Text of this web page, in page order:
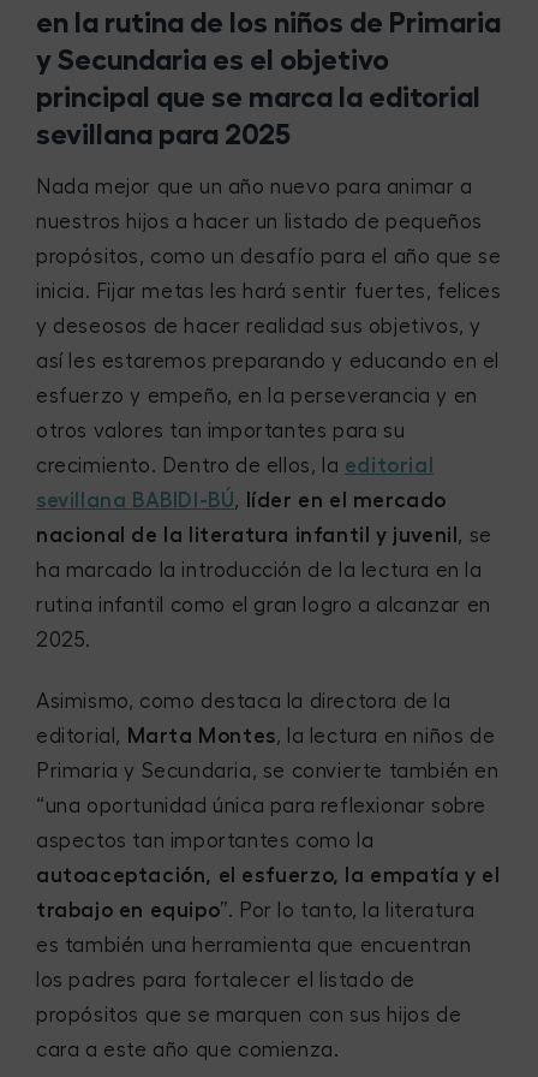
en la rutina de los niños de Primaria
y Secundaria es el objetivo
principal que se marca la editorial
sevillana para 2025
Nada mejor que un año nuevo para animar a
nuestros hijos a hacer un listado de pequeños
propósitos, como un desafío para el año que se
inicia. Fijar metas les hará sentir fuertes, felices
y deseosos de hacer realidad sus objetivos, y
así les estaremos preparando y educando en el
esfuerzo y empeño, en la perseverancia y en
otros valores tan importantes para su
crecimiento. Dentro de ellos, la editorial
sevillana BABIDI-BÚ,
líder en el mercado
nacional de la literatura infantil y juvenil , se
ha marcado la introducción de la lectura en la
rutina infantil como el gran logro a alcanzar en
2025.
Asimismo, como destaca la directora de la
editorial, Marta Montes, la lectura en niños de
Primaria y Secundaria, se convierte también en
“una oportunidad única para reflexionar sobre
aspectos tan importantes como la
autoaceptación, el esfuerzo, la empatía y el
trabajo en equipo”. Por lo tanto, la literatura
es también una herramienta que encuentran
los padres para fortalecer el listado de
propósitos que se marquen con sus hijos de
cara a este año que comienza.